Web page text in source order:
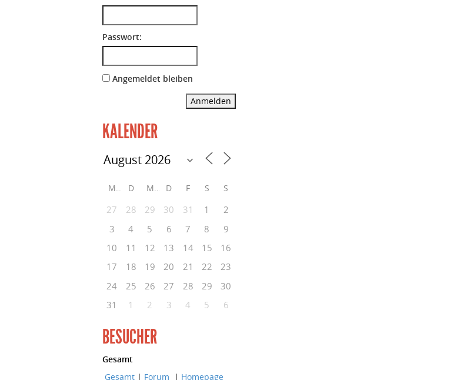
Passwort:
Angemeldet bleiben
Anmelden
KALENDER
M D M D F S S
27 28 29 30 31 1
2
3
4 5 6 7 8
9
10
11 12 13 14 15
16
17
18 19 20 21 22
23
24
25 26 27 28 29
30
31
1 2 3 4 5 6
BESUCHER
Gesamt
Gesamt | Forum | Homepage